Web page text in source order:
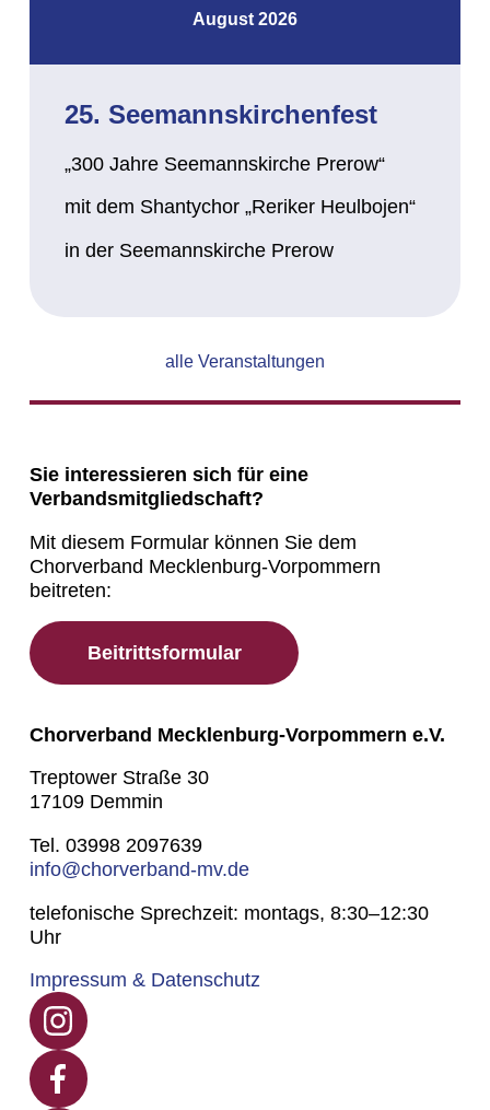
August 2026
25. Seemannskirchenfest
„300 Jahre Seemannskirche Prerow“
mit dem Shantychor „Reriker Heulbojen“
in der Seemannskirche Prerow
alle Veranstaltungen
Sie interessieren sich für eine
Verbandsmitgliedschaft?
Mit diesem Formular können Sie dem
Chorverband Mecklenburg-Vorpommern
beitreten:
Beitrittsformular
Chorverband Mecklenburg-Vorpommern e.V.
Treptower Straße 30
17109 Demmin
Tel. 03998 2097639
info@chorverband-mv.de
telefonische Sprechzeit: montags, 8:30–12:30
Uhr
Impressum & Datenschutz